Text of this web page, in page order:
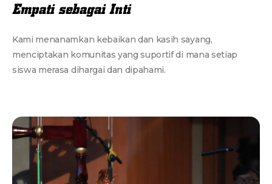
Empati sebagai Inti
Kami menanamkan kebaikan dan kasih sayang,
menciptakan komunitas yang suportif di mana setiap
siswa merasa dihargai dan dipahami.